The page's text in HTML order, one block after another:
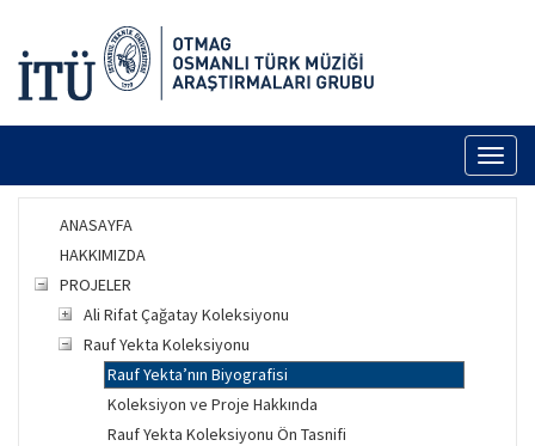
ANASAYFA
HAKKIMIZDA
PROJELER
Ali Rifat Çağatay Koleksiyonu
Rauf Yekta Koleksiyonu
Rauf Yekta’nın Biyografisi
Koleksiyon ve Proje Hakkında
Rauf Yekta Koleksiyonu Ön Tasnifi